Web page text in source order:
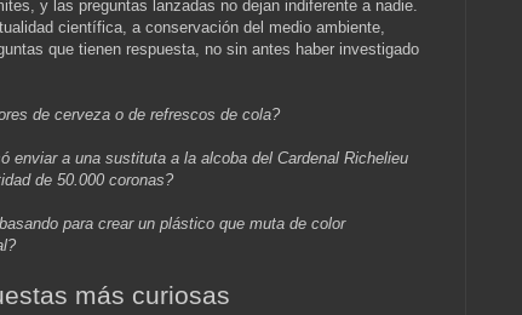
y las preguntas lanzadas no dejan indiferente a nadie.
científica, a conservación del medio ambiente,
que tienen respuesta, no sin antes haber investigado
de cerveza o de refrescos de cola?
enviar a una sustituta a la alcoba del Cardenal Richelieu
de 50.000 coronas?
para crear un plástico que muta de color
más curiosas